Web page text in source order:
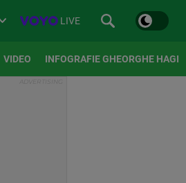
LIVE
VIDEO INFOGRAFIE GHEORGHE HAGI